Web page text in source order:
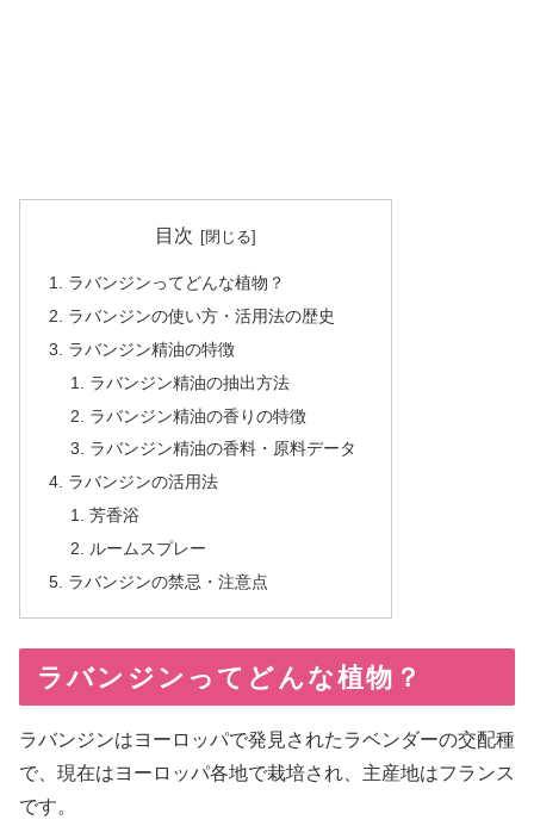
目次
ラバンジンってどんな植物？
ラバンジンの使い方・活用法の歴史
ラバンジン精油の特徴
ラバンジン精油の抽出方法
ラバンジン精油の香りの特徴
ラバンジン精油の香料・原料データ
ラバンジンの活用法
芳香浴
ルームスプレー
ラバンジンの禁忌・注意点
ラバンジンってどんな植物？
ラバンジンはヨーロッパで発見されたラベンダーの交配種
で、現在はヨーロッパ各地で栽培され、主産地はフランス
です。